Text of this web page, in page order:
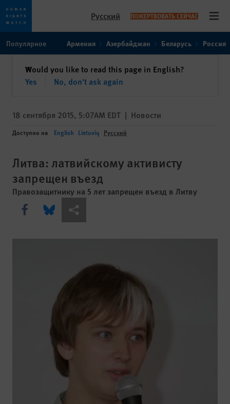
toto
content
Русский ПОЖЕРТВОВАТЬ СЕЙЧАС
Популярное Армения Азербайджан Беларусь Россия
Would you like to read this page in English?
Yes
No, don't ask again
✕закрыть
18 сентября 2015, 5:07AM EDT | Новости
Доступно на English Lietuvių Русский
Литва: латвийскому активисту
запрещен въезд
Правозащитнику на 5 лет запрещен въезд в Литву
Share this via Facebook
Share this via Bluesky
Share this via Поделиться